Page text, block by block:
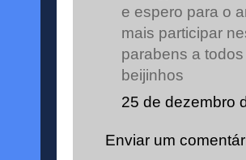
e espero para o
mais participar
parabens a
beijinhos
25 de dezembro
Enviar um